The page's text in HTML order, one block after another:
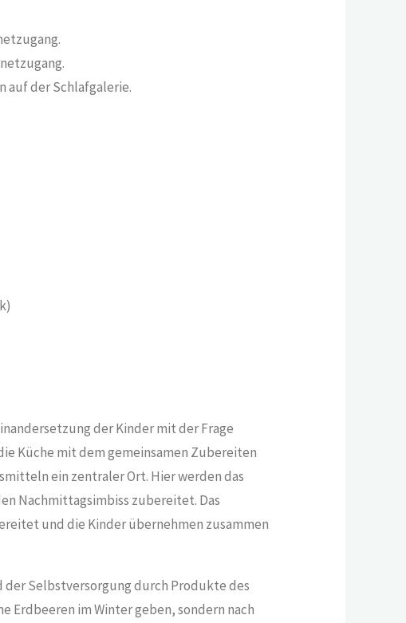
auf der Schlafgalerie.
der Kinder mit der Frage
Küche mit dem gemeinsamen Zubereiten
ein zentraler Ort. Hier werden das
Nachmittagsimbiss zubereitet. Das
und die Kinder übernehmen zusammen
der Selbstversorgung durch Produkte des
Erdbeeren im Winter geben, sondern nach